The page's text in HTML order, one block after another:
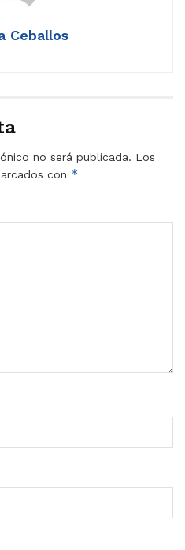
Ceballos
no será publicada. Los
con *